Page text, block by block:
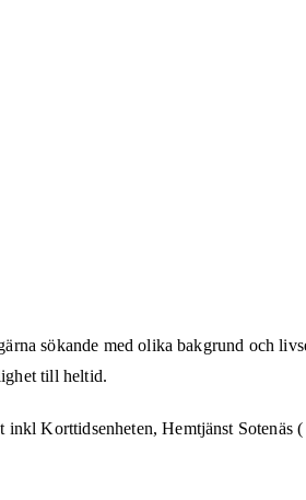
sökande med olika bakgrund och
till heltid.
Korttidsenheten, Hemtjänst